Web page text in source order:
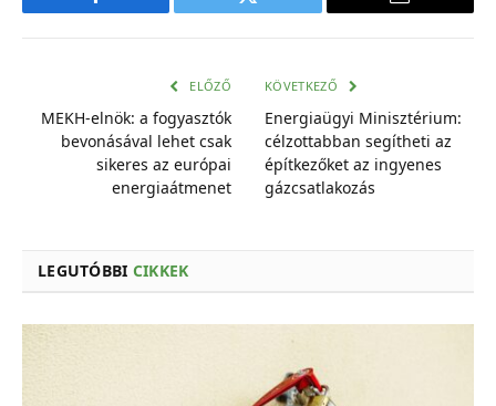
Facebook Twitter
E-
ELŐZŐ
MEKH-elnök: a fogyasztók
bevonásával lehet csak
sikeres az európai
energiaátmenet
KÖVETKEZŐ
Energiaügyi Minisztérium:
célzottabban segítheti az
építkezőket az ingyenes
gázcsatlakozás
LEGUTÓBBI CIKKEK